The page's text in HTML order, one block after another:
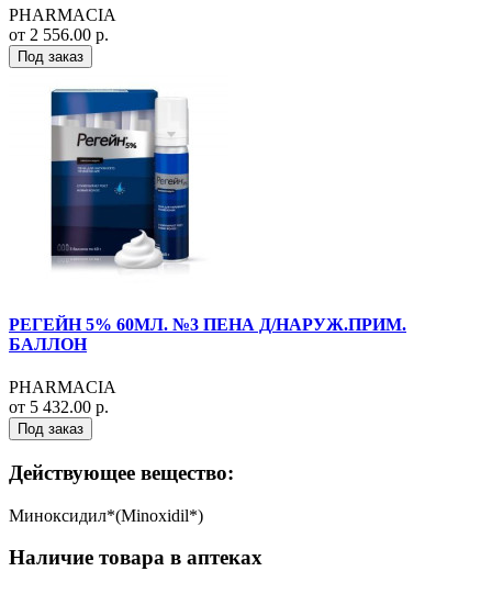
PHARMACIA
от 2 556.00 р.
Под заказ
РЕГЕЙН 5% 60МЛ. №3 ПЕНА Д/НАРУЖ.ПРИМ.
БАЛЛОН
PHARMACIA
от 5 432.00 р.
Под заказ
Действующее вещество:
Миноксидил*(Minoxidil*)
Наличие товара в аптеках